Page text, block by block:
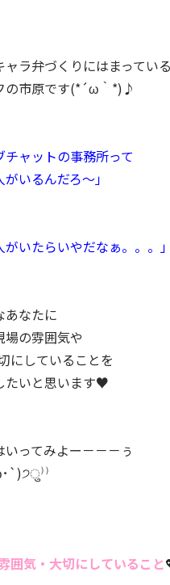
ャラ弁づくりにはまっている
の市原です(*´ω｀*)♪
チャットの事務所って
がいるんだろ～」
がいたらいやだなぁ。。。」
あなたに
場の雰囲気や
にしていることを
たいと思います♥
いってみよー－－－ぅ
`)੭ु⁾⁾
囲気・大切にしていること